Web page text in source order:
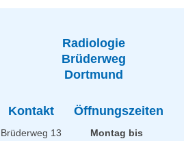
Radiologie
Brüderweg
Dortmund
Kontakt
Brüderweg 13
Öffnungszeiten
Montag bis